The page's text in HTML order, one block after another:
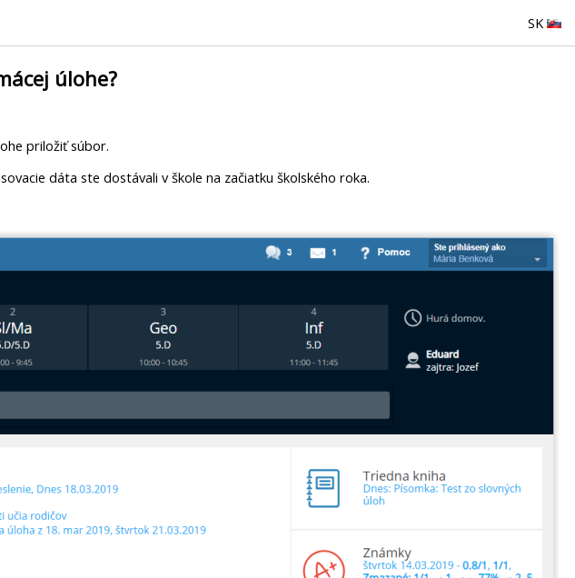
SK
úlohe?
priložiť súbor.
dáta ste dostávali v škole na začiatku školského roka.